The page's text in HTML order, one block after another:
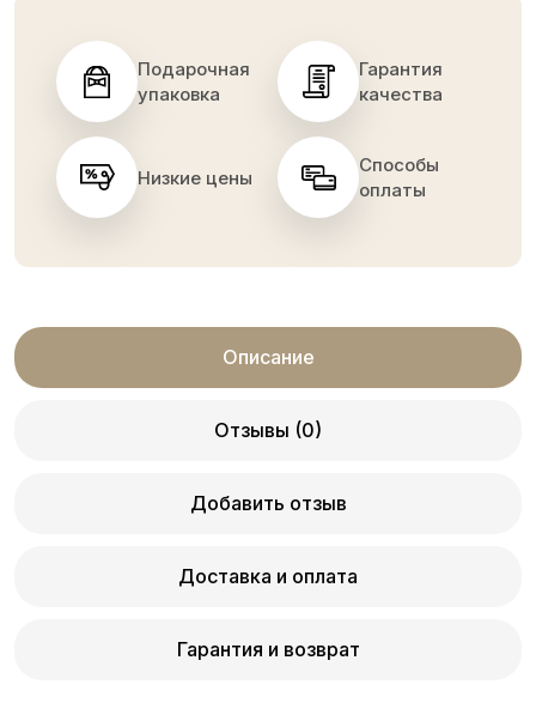
Подарочная
упаковка
Гарантия
качества
Низкие цены
Способы
оплаты
Описание
Отзывы (0)
Добавить отзыв
Доставка и оплата
Гарантия и возврат